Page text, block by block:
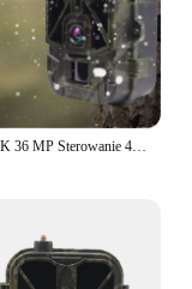
Aplikacja 4K 36 MP Sterowanie 4G Kamera myśliwska w chmurze Śledzenie na zewnątrz Bateria AA Night Vision 120° Wykrywanie rozpoznawczej dzikiej przyrody